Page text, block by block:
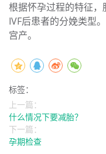
根据怀孕过程的特征
IVF后患者的分娩类型
宫产。
标签：
上一篇：
什么情况下要减胎？
下一篇：
孕期检查